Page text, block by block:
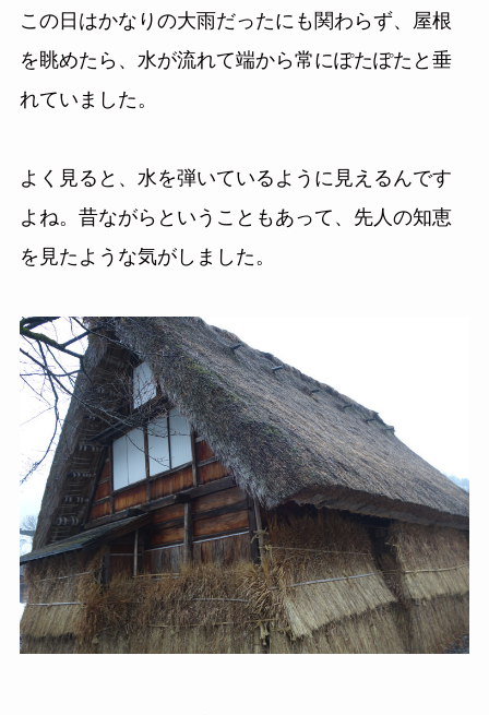
この日はかなりの大雨だったにも関わらず、屋根
を眺めたら、水が流れて端から常にぽたぽたと垂
れていました。
よく見ると、水を弾いているように見えるんです
よね。昔ながらということもあって、先人の知恵
を見たような気がしました。